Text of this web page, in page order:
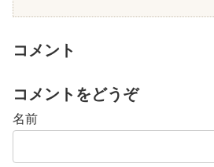
コメント
コメントをどうぞ
名前